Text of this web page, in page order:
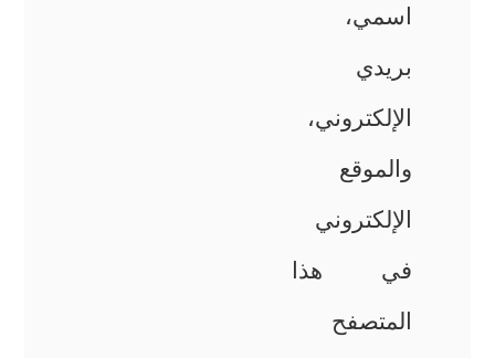
اسمي،
بريدي
الإلكتروني،
والموقع
الإلكتروني
في هذا
المتصفح